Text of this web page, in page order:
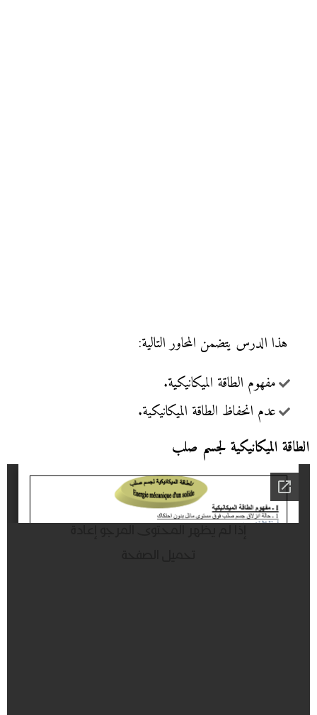
هذا الدرس يتضمن المحاور التالية:
مفهوم الطاقة الميكانيكية.
عدم انحفاظ الطاقة الميكانيكية.
الطاقة الميكانيكية لجسم صلب